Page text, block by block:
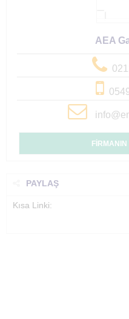
AEA
PAYLAŞ
Kısa Linki: